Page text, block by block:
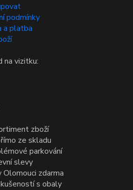
podmínky
a platba
na vizitku:
zboží
ze skladu
parkování
slevy
Olomouci zdarma
s obaly